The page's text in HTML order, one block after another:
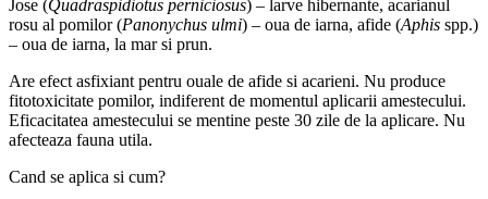
Jose (Quadraspidiotus perniciosus) – larve hibernante, acarianul
rosu al pomilor (Panonychus ulmi) – oua de iarna, afide (Aphis spp.)
– oua de iarna, la mar si prun.
Are efect asfixiant pentru ouale de afide si acarieni. Nu produce
fitotoxicitate pomilor, indiferent de momentul aplicarii amestecului.
Eficacitatea amestecului se mentine peste 30 zile de la aplicare. Nu
afecteaza fauna utila.
Cand se aplica si cum?